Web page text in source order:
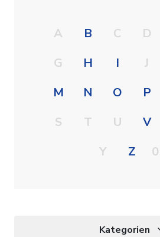
A B C D
G
H I J
M
N O P
S
T U V
Y
Z
Kategorien